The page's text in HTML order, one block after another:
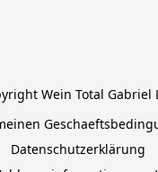
Wein Total Gabriel
Datenschutzerklärung